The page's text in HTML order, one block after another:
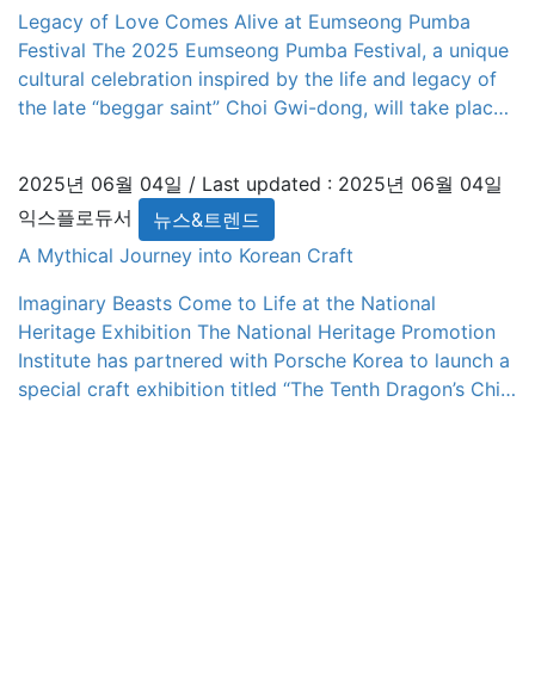
Legacy of Love Comes Alive at Eumseong Pumba
Festival The 2025 Eumseong Pumba Festival, a unique
cultural celebration inspired by the life and legacy of
the late “beggar saint” Choi Gwi-dong, will take place
honors Choi’s legacy […]
2025년 06월 04일 / Last updated : 2025년 06월 04일
익스플로듀서
뉴스&트렌드
A Mythical Journey into Korean Craft
Imaginary Beasts Come to Life at the National
Heritage Exhibition The National Heritage Promotion
Institute has partnered with Porsche Korea to launch a
special craft exhibition titled “The Tenth Dragon’s Child